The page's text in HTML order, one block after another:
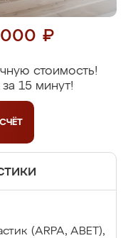
000 ₽
стоимость!
15 минут!
(ARPA, ABET),